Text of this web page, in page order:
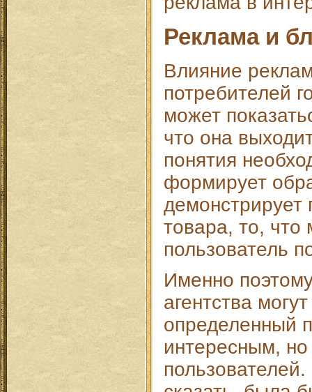
Реклама и
Влияние
потребителей
может
что она
понятия
формирует
товара, то, что
пользователь
Именно
агентства
определенный
интересным,